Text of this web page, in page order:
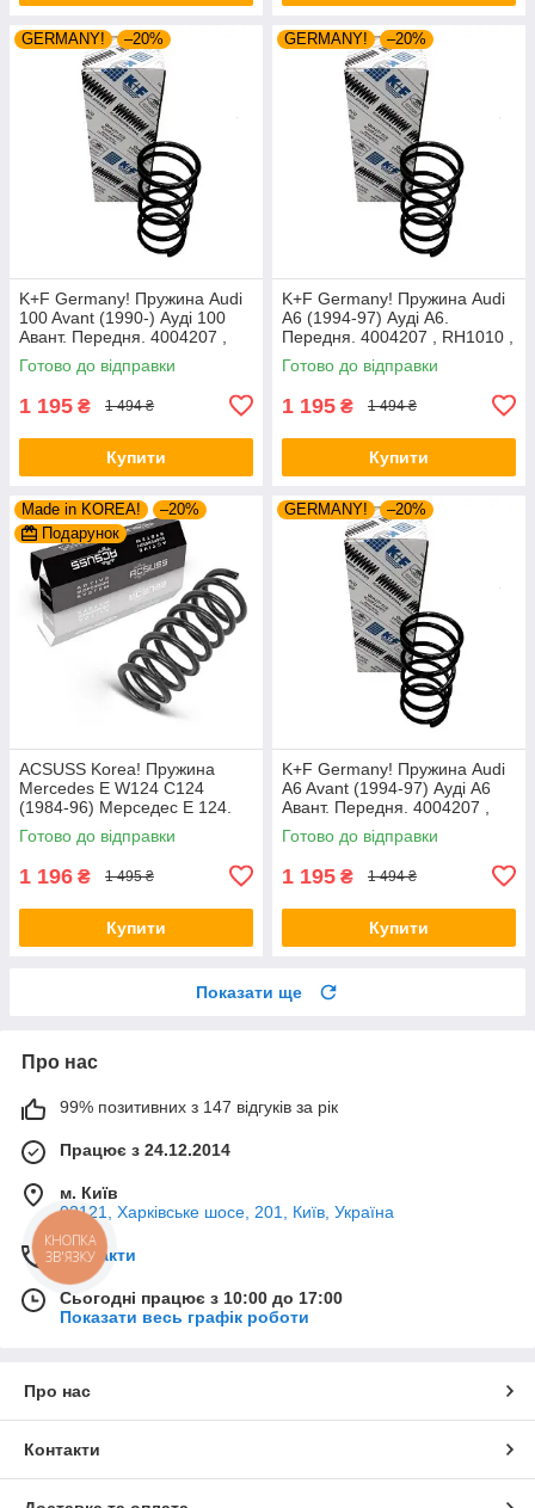
GERMANY! –20%
K+F Germany! Пружина Audi
100 Avant (1990-) Ауді 100
Авант. Передня. 4004207 ,
RH1010 , 997224. К+Ф
Німеччина
Готово до відправки
1 195 ₴ 1 494 ₴
Купити
GERMANY! –20%
K+F Germany! Пружина Audi
A6 (1994-97) Ауді А6.
Передня. 4004207 , RH1010 ,
997224. К+Ф Німеччина
Готово до відправки
1 195 ₴ 1 494 ₴
Купити
Made in KOREA!
–20%
Подарунок
ACSUSS Korea! Пружина
Mercedes E W124 C124
(1984-96) Мерседес Е 124.
Задня. 4256803 , RD5084 ,
996072. Аксусс Корея
Готово до відправки
1 196 ₴ 1 495 ₴
Купити
GERMANY! –20%
K+F Germany! Пружина Audi
A6 Avant (1994-97) Ауді А6
Авант. Передня. 4004207 ,
RH1010 , 997224. К+Ф
Німеччина
Готово до відправки
1 195 ₴ 1 494 ₴
Купити
Показати ще
Про нас
99% позитивних з 147 відгуків за рік
Працює з 24.12.2014
м. Київ
02121, Харківське шосе, 201, Київ, Україна
Контакти
Сьогодні працює з 10:00 до 17:00
Показати весь графік роботи
Про нас
Контакти
КНОПКА
ЗВ'ЯЗКУ